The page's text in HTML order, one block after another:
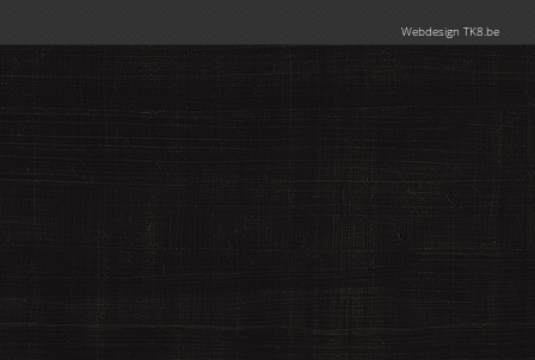
Webdesign TK8.be